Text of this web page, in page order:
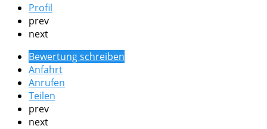
Profil
prev
next
Bewertung schreiben
Anfahrt
Anrufen
Teilen
prev
next